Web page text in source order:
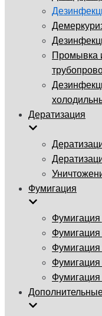
Промывка
Дератизация
Фумигация
Фумигация
Фумигация
Фумигация
Фумигация
Фумигация